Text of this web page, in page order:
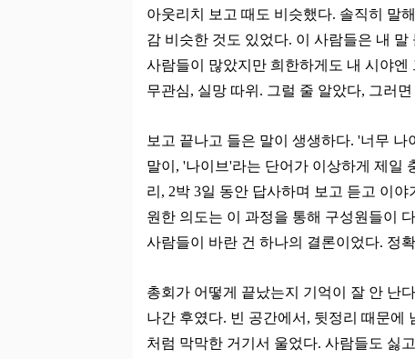
아웃리치 보고 때도 비슷했다. 솔직히 말
감 비슷한 것도 있었다. 이 사람들은 내
사람들이 많았지만 희한하게도 내 시야
무관심, 실망 따위. 그럴 줄 알았다, 그러
보고 끝나고 들은 말이 생생하다. '너무
말이, '나이브'라는 단어가 이상하게 제일
리, 2박 3일 동안 답사하며 보고 듣고 이
원한 의도는 이 과정을 통해 구성원들이
사람들이 바란 건 하나의 결론이었다. 정
총회가 어떻게 끝났는지 기억이 잘 안 난
나간 후였다. 빈 공간에서, 뒷정리 때문에
처럼 막막한 거기서 울었다. 사람들도 싫